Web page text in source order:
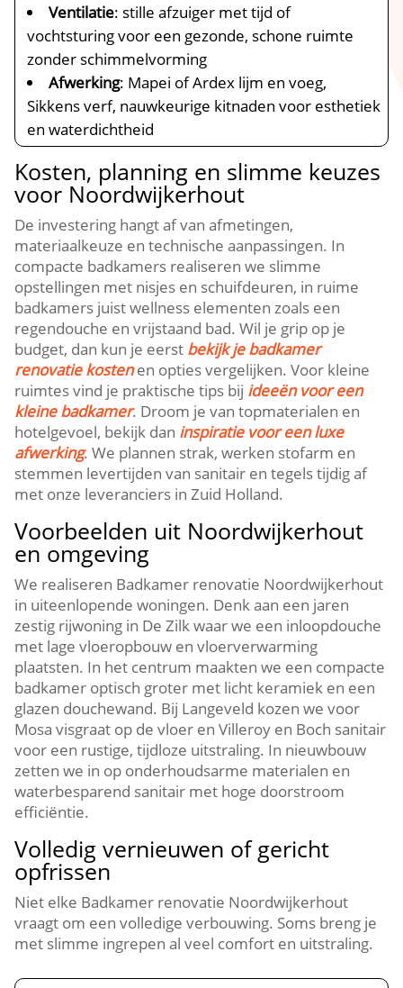
Ventilatie: stille afzuiger met tijd of
vochtsturing voor een gezonde, schone ruimte
zonder schimmelvorming
Afwerking: Mapei of Ardex lijm en voeg,
Sikkens verf, nauwkeurige kitnaden voor esthetiek
en waterdichtheid
Kosten, planning en slimme keuzes
voor Noordwijkerhout
De investering hangt af van afmetingen,
materiaalkeuze en technische aanpassingen.​ In
compacte badkamers realiseren we slimme
opstellingen met nisjes en schuifdeuren, in ruime
badkamers juist wellness elementen zoals een
regendouche en vrijstaand bad.​ Wil je grip op je
budget, dan kun je eerst bekijk je badkamer
renovatie kostenen opties vergelijken.​ Voor kleine
ruimtes vind je praktische tips bij ideeën voor een
kleine badkamer.​ Droom je van topmaterialen en
hotelgevoel, bekijk dan inspiratie voor een luxe
afwerking.​ We plannen strak, werken stofarm en
stemmen levertijden van sanitair en tegels tijdig af
met onze leveranciers in Zuid Holland.​
Voorbeelden uit Noordwijkerhout
en omgeving
We realiseren Badkamer renovatie Noordwijkerhout
in uiteenlopende woningen.​ Denk aan een jaren
zestig rijwoning in De Zilk waar we een inloopdouche
met lage vloeropbouw en vloerverwarming
plaatsten.​ In het centrum maakten we een compacte
badkamer optisch groter met licht keramiek en een
glazen douchewand.​ Bij Langeveld kozen we voor
Mosa visgraat op de vloer en Villeroy en Boch sanitair
voor een rustige, tijdloze uitstraling.​ In nieuwbouw
zetten we in op onderhoudsarme materialen en
waterbesparend sanitair met hoge doorstroom
efficiëntie.​
Volledig vernieuwen of gericht
opfrissen
Niet elke Badkamer renovatie Noordwijkerhout
vraagt om een volledige verbouwing.​ Soms breng je
met slimme ingrepen al veel comfort en uitstraling.​